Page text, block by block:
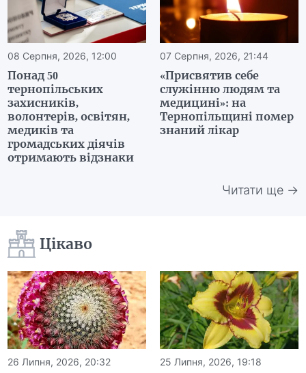
08 Серпня, 2026, 12:00
Понад 50
тернопільських
захисників,
волонтерів, освітян,
медиків та
громадських діячів
отримають відзнаки
07 Серпня, 2026, 21:44
«Присвятив себе
служінню людям та
медицині»: на
Тернопільщині помер
знаний лікар
Читати ще →
Цікаво
26 Липня, 2026, 20:32 25 Липня, 2026, 19:18